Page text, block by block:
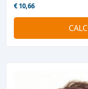
€ 10,66